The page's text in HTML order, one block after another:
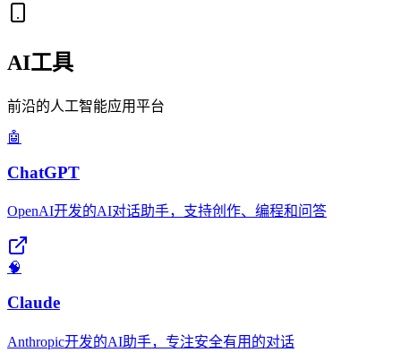
AI工具
前沿的人工智能应用平台
🤖
ChatGPT
OpenAI开发的AI对话助手，支持创作、编程和问答
🧠
Claude
Anthropic开发的AI助手，专注安全有用的对话